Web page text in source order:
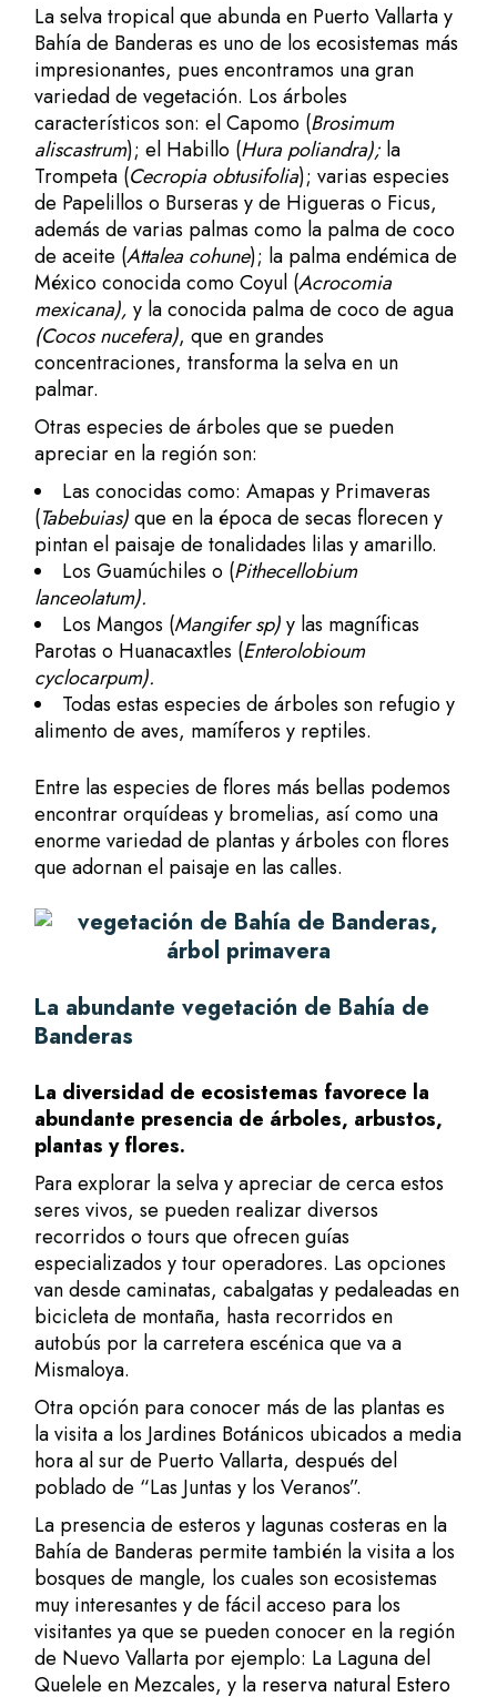
La selva tropical que abunda en Puerto Vallarta y
Bahía de Banderas es uno de losecosistemas más
impresionantes, pues encontramos una gran
variedad de vegetación. Los árboles
característicos son: el Capomo (Brosimum
aliscastrum); el Habillo (Hura poliandra); la
Trompeta (Cecropia obtusifolia); varias especies
de Papelillos o Burseras y de Higueras o Ficus,
además de varias palmas como la palma de coco
de aceite (Attalea cohune); la palma endémica de
México conocida como Coyul (Acrocomia
mexicana),y la conocida palma de coco de agua
(Cocos nucefera), que en grandes
concentraciones, transforma la selva en un
palmar.
Otras especies de árboles que se pueden
apreciar en la región son:
Las conocidas como: Amapas y Primaveras
(Tabebuias)que en la época de secas florecen y
pintan el paisaje de tonalidades lilas y amarillo.
Los Guamúchiles o (Pithecellobium
lanceolatum).
Los Mangos (Mangifer sp)y las magníficas
Parotas o Huanacaxtles (Enterolobioum
cyclocarpum).
Todas estas especies de árboles son refugio y
alimento de aves, mamíferos y reptiles.
Entre las especies de flores más bellas podemos
encontrar orquídeas y bromelias, así como una
enorme variedad de plantas y árboles con flores
que adornan el paisaje en las calles.
La abundante vegetación de Bahía de
Banderas
La diversidad de ecosistemas favorece la
abundante presencia de árboles, arbustos,
plantas y flores.
Para explorar la selva y apreciar de cerca estos
seres vivos, se pueden realizar diversos
recorridos o tours que ofrecen guías
especializados y tour operadores. Las opciones
van desde caminatas, cabalgatas y pedaleadas en
bicicleta de montaña, hasta recorridos en
autobús por la carretera escénica que va a
Mismaloya.
Otra opción para conocer más de las plantas es
la visita a los Jardines Botánicos ubicados a media
hora al sur de Puerto Vallarta, después del
poblado de “Las Juntas y los Veranos”.
La presencia de esteros y lagunas costeras en la
Bahía de Banderas permite también la visita a los
bosques de mangle, los cuales son ecosistemas
muy interesantes y de fácil acceso para los
visitantes ya que se pueden conocer en la región
de Nuevo Vallarta por ejemplo: La Laguna del
Quelele en Mezcales, y la reserva natural Estero